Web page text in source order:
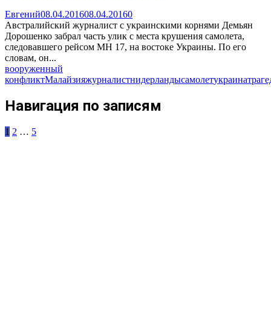
Евгений08.04.201608.04.20160
Австралийский журналист с украинскими корнями Демьян
Дорошенко забрал часть улик с места крушения самолета,
следовавшего рейсом MH 17, на востоке Украины. По его
словам, он...
вооруженный
конфликтМалайзияжурналистнидерландысамолетукраина
Навигация по записям
1 2 … 5